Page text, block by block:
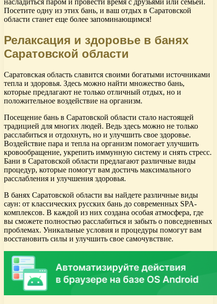
насладиться паром и провести время с друзьями или семьей.
Посетите одну из этих бань, и ваш отдых в Саратовской
области станет еще более запоминающимся!
Релаксация и здоровье в банях
Саратовской области
Саратовская область славится своими богатыми источниками
тепла и здоровья. Здесь можно найти множество бань,
которые предлагают не только отличный отдых, но и
положительное воздействие на организм.
Посещение бань в Саратовской области стало настоящей
традицией для многих людей. Ведь здесь можно не только
расслабиться и отдохнуть, но и улучшить свое здоровье.
Воздействие пара и тепла на организм помогает улучшить
кровообращение, укрепить иммунную систему и снять стресс.
Бани в Саратовской области предлагают различные виды
процедур, которые помогут вам достичь максимального
расслабления и улучшения здоровья.
В банях Саратовской области вы найдете различные виды
саун: от классических русских бань до современных SPA-
комплексов. В каждой из них создана особая атмосфера, где
вы сможете полностью расслабиться и забыть о повседневных
проблемах. Уникальные условия и процедуры помогут вам
восстановить силы и улучшить свое самочувствие.